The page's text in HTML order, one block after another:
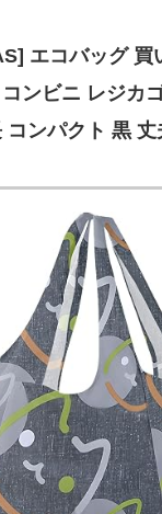
エコバッグ 買
ンビニ レジカ
コンパクト 黒